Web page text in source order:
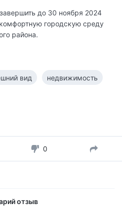
до 30 ноября 2024
городскую среду
района.
вид недвижимость
0
отзыв